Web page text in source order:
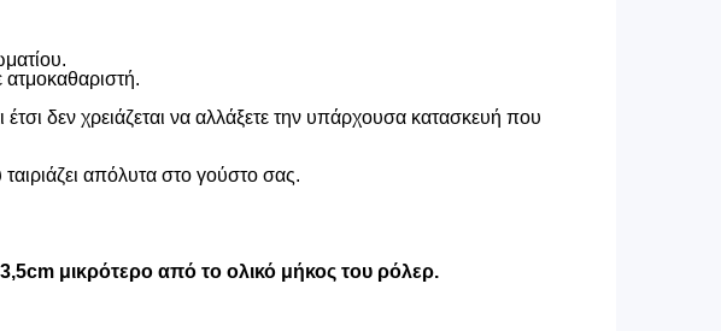
δεν χρειάζεται να αλλάξετε την υπάρχουσα κατασκευή που
απόλυτα στο γούστο σας.
μικρότερο από το ολικό μήκος του ρόλερ.